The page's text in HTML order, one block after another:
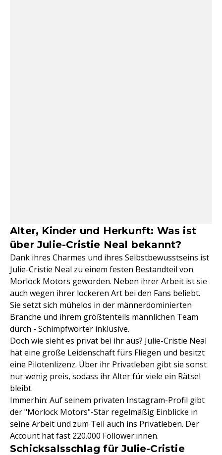
Alter, Kinder und Herkunft: Was ist
über Julie-Cristie Neal bekannt?
Dank ihres Charmes und ihres Selbstbewusstseins ist
Julie-Cristie Neal zu einem festen Bestandteil von
Morlock Motors geworden. Neben ihrer Arbeit ist sie
auch wegen ihrer lockeren Art bei den Fans beliebt.
Sie setzt sich mühelos in der männerdominierten
Branche und ihrem größtenteils männlichen Team
durch - Schimpfwörter inklusive.
Doch wie sieht es privat bei ihr aus? Julie-Cristie Neal
hat eine große Leidenschaft fürs Fliegen und besitzt
eine Pilotenlizenz. Über ihr Privatleben gibt sie sonst
nur wenig preis, sodass ihr Alter für viele ein Rätsel
bleibt.
Immerhin: Auf seinem privaten Instagram-Profil gibt
der "Morlock Motors"-Star regelmäßig Einblicke in
seine Arbeit und zum Teil auch ins Privatleben. Der
Account hat fast 220.000 Follower:innen.
Schicksalsschlag für Julie-Cristie